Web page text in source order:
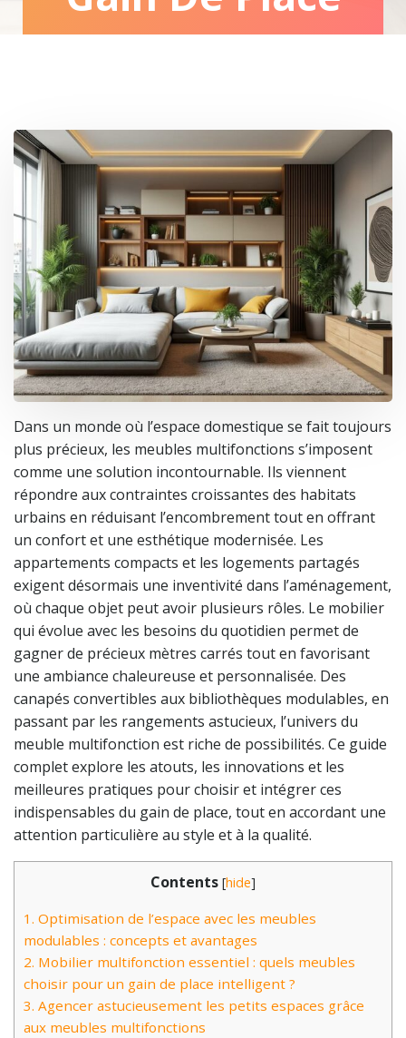
Dans un monde où l’espace domestique se fait toujours
plus précieux, les meubles multifonctions s’imposent
comme une solution incontournable. Ils viennent
répondre aux contraintes croissantes des habitats
urbains en réduisant l’encombrement tout en offrant
un confort et une esthétique modernisée. Les
appartements compacts et les logements partagés
exigent désormais une inventivité dans l’aménagement,
où chaque objet peut avoir plusieurs rôles. Le mobilier
qui évolue avec les besoins du quotidien permet de
gagner de précieux mètres carrés tout en favorisant
une ambiance chaleureuse et personnalisée. Des
canapés convertibles aux bibliothèques modulables, en
passant par les rangements astucieux, l’univers du
meuble multifonction est riche de possibilités. Ce guide
complet explore les atouts, les innovations et les
meilleures pratiques pour choisir et intégrer ces
indispensables du gain de place, tout en accordant une
attention particulière au style et à la qualité.
Contents [hide]
1. Optimisation de l’espace avec les meubles
modulables : concepts et avantages
2. Mobilier multifonction essentiel : quels meubles
choisir pour un gain de place intelligent ?
3. Agencer astucieusement les petits espaces grâce
aux meubles multifonctions